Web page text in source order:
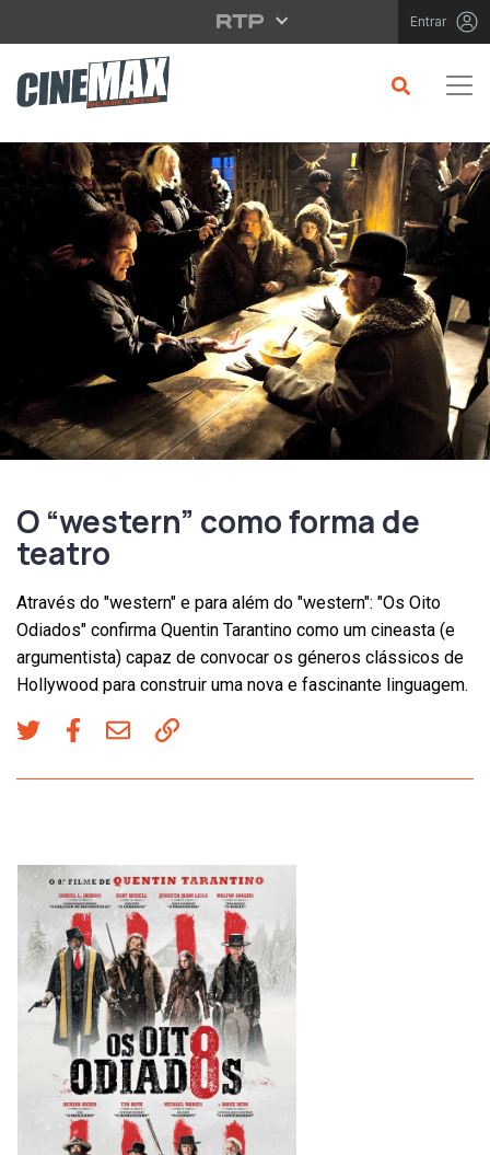
Saltar para o conteúdo principal Entrar
O “western” como forma de
teatro
Através do "western" e para além do "western": "Os Oito
Odiados" confirma Quentin Tarantino como um cineasta (e
argumentista) capaz de convocar os géneros clássicos de
Hollywood para construir uma nova e fascinante linguagem.